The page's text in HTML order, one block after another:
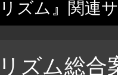
リズム』関連
ズム総合